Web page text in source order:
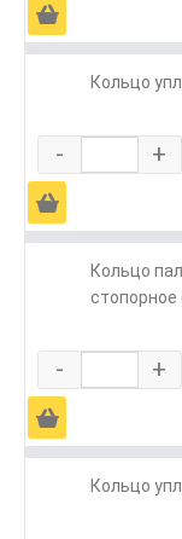
Ä
Кольцо
- +
Ä
Кольцо
- +
Ä
Кольцо